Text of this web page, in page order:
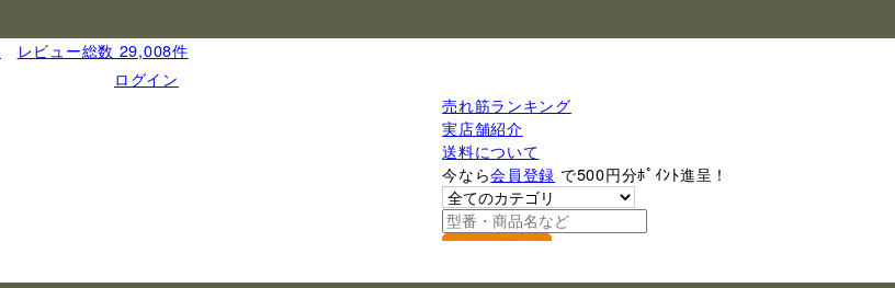
レビュー総数 29,008件
ログイン
売れ筋ランキング
実店舗紹介
送料について
今なら会員登録 で500円分ﾎﾟｲﾝﾄ進呈！